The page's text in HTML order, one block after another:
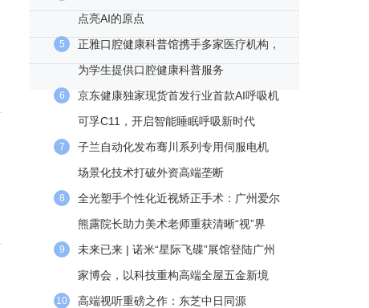
点亮AI的原点
5
正雅口腔健康科普馆携手多家医疗机构，
为学生提供口腔健康科普服务
6
京东健康独家现货首发行业首款AI呼吸机
可孚C11，开启智能睡眠呼吸新时代
7
子兰自动化发布骞川系列专用伺服电机
场景化技术打破外资高端垄断
8
全光塑手个性化近视矫正手术：广州爱尔
熊露院长助力美术老师重获清晰“视”界
9
未来已来 | 诺米“星际飞碟”展馆登陆广州
家博会，以科技重构高端全屋五金新境
10
高端视听重磅之作：东芝中日同源